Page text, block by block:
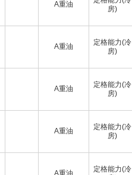
A重油
房)
A重油
定格能力(冷
房)
A重油
定格能力(冷
房)
A重油
定格能力(冷
房)
A重油
定格能力(冷